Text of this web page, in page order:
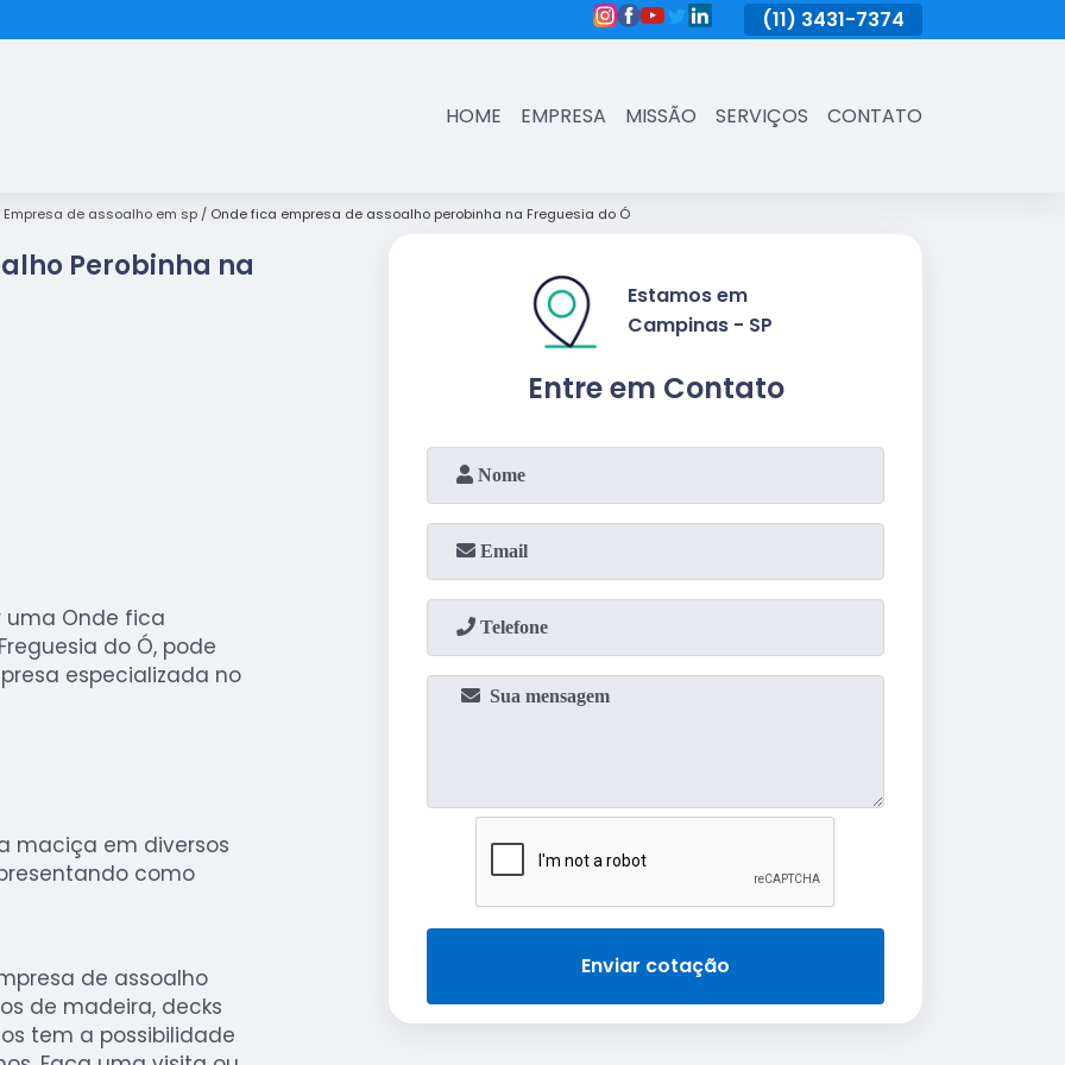
3431-7374 (11) 3431-7374
HOME EMPRESA MISSÃO SERVIÇOS CONTATO
Empresa de assoalho em sp Onde fica empresa de assoalho perobinha na Freguesia do Ó
Perobinha na
uma Onde fica
do Ó, pode
especializada no
maciça em diversos
como
de assoalho
de madeira, decks
tem a possibilidade
Entre em Contato
Estamos em
Campinas - SP
Enviar cotação